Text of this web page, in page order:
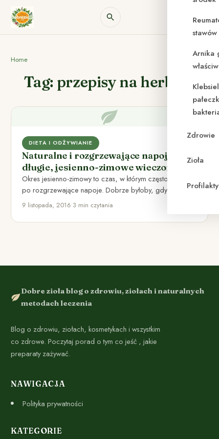
Arnika
Zdrowie
Zioła
Home
Tag: przepisy na herbatę
DIETA I ODŻYWIANIE
Naturalne i rozgrzewające napoje na
długie, jesienno-zimowe wieczory
Okres jesienno-zimowy to czas, w którym często sięgamy
po rozgrzewające napoje. Dobrze byłoby, gdyby
oprócz rozgrzania nas dostarczały…
9 listopada, 2016•3 min czytania
Dobre zioła blog o zdrowiu, ziołach i naturalnych
metodach leczenia
Blog o zdrowiu, ziołach, kosmetykach i wszystkim
co zdrowe. Poczytaj porad o tym co jeść , jakie
preparaty zażywać.
NAWIGACJA
Polityka prywatności
KATEGORIE